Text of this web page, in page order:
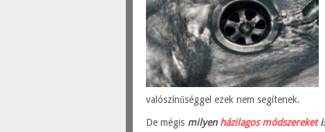
valószínűséggel ezek nem segítenek.
De mégis milyen házilagos módszereket